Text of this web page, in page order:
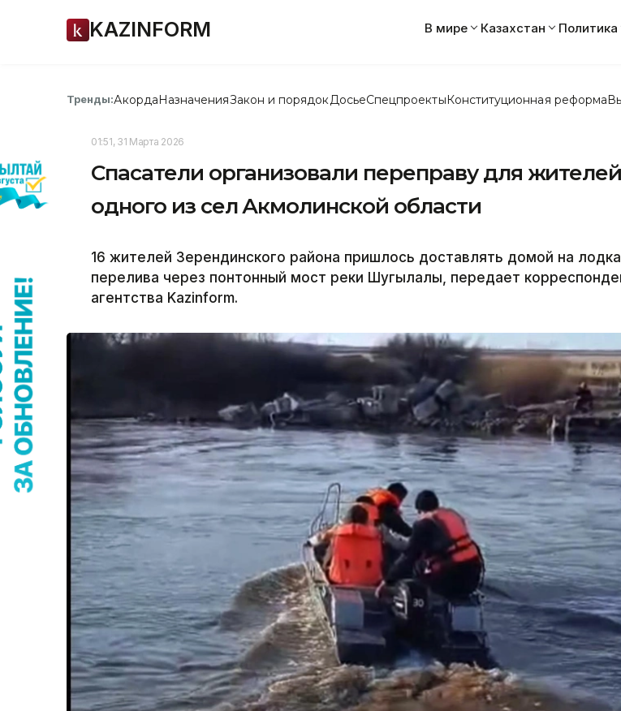
KAZINFORM В мире Казахстан Политика
Тренды:АкордаНазначенияЗакон и порядок ДосьеСпецпроектыКонституционная реформа
01:51, 31 Марта 2026
Спасатели организовали переправу для жителей
одного из сел Акмолинской области
16 жителей Зерендинского района пришлось доставлять домой на
перелива через понтонный мост реки Шугылалы, передает
агентства Kazinform.